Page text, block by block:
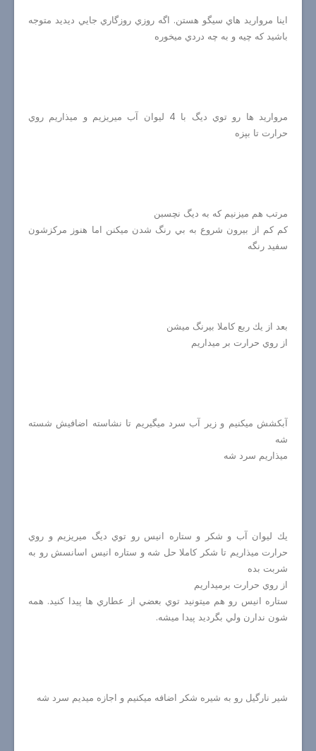
اينا مرواريد هاي سيگو هستن. اگه روزي روزگاري جايي ديديد متوجه
باشيد كه چيه و به چه دردي ميخوره
مرواريد ها رو توي ديگ با 4 ليوان آب ميريزيم و ميذاريم روي
حرارت تا بپزه
مرتب هم ميزنيم كه به ديگ نچسبن
كم كم از بيرون شروع به بي رنگ شدن ميكنن اما هنوز مركزشون
سفيد رنگه
بعد از يك ربع كاملا بيرنگ ميشن
از روي حرارت بر ميداريم
آبكشش ميكنيم و زير آب سرد ميگيريم تا نشاسته اضافيش شسته
شه
ميذاريم سرد شه
يك ليوان آب و شكر و ستاره انيس رو توي ديگ ميريزيم و روي
حرارت ميذاريم تا شكر كاملا حل شه و ستاره انيس اسانسش رو به
شربت بده
از روي حرارت برميداريم
ستاره انيس رو هم ميتونيد توي بعضي از عطاري ها پيدا كنيد. همه
شون ندارن ولي بگرديد پيدا ميشه.
شير نارگيل رو به شيره شكر اضافه ميكنيم و اجازه ميديم سرد شه